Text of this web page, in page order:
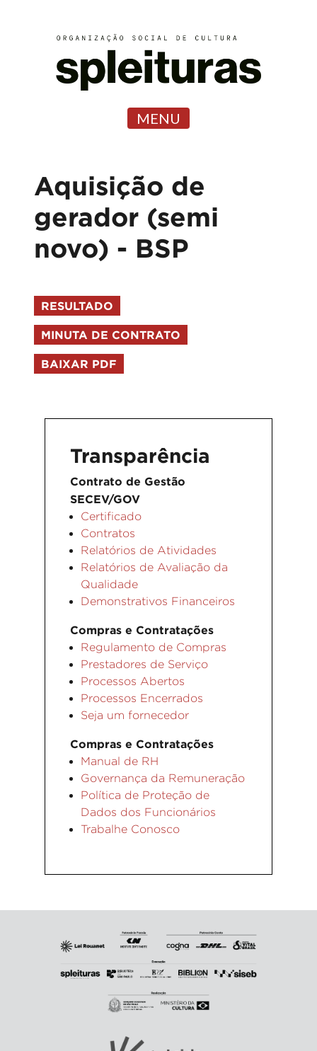
MENU
Aquisição de
gerador (semi
novo) - BSP
RESULTADO
MINUTA DE CONTRATO
BAIXAR PDF
Transparência
Contrato de Gestão
SECEV/GOV
Certificado
Contratos
Relatórios de Atividades
Relatórios de Avaliação da
Qualidade
Demonstrativos Financeiros
Compras e Contratações
Regulamento de Compras
Prestadores de Serviço
Processos Abertos
Processos Encerrados
Seja um fornecedor
Compras e Contratações
Manual de RH
Governança da Remuneração
Política de Proteção de
Dados dos Funcionários
Trabalhe Conosco